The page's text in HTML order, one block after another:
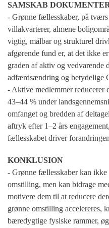
SAMSKAB
- Grønne fællesskaber, på
villakvarterer, almene
vigtig, målbar og strukturel
afgørende fund er, at det ikke
graden af aktiv og vedvarende
adfærdsændring og betydelige
- Aktive medlemmer reducerer
43–44 % under
omfanget og bredden af
aftryk efter 1–2 års
fællesskabet driver
KONKLUSION
- Grønne fællesskaber kan ikke
omstilling, men kan bidrage
motivere dem til at reducere
grønne omstilling accelereres,
bæredygtige fysiske rammer,